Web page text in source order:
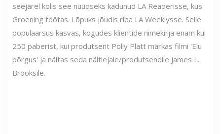
seejärel kolis see nüüdseks kadunud LA Readerisse, kus
Groening töötas. Lõpuks jõudis riba LA Weeklysse. Selle
populaarsus kasvas, kogudes klientide nimekirja enam kui
250 paberist, kui produtsent Polly Platt märkas filmi 'Elu
põrgus' ja näitas seda näitlejale/produtsendile James L.
Brooksile.